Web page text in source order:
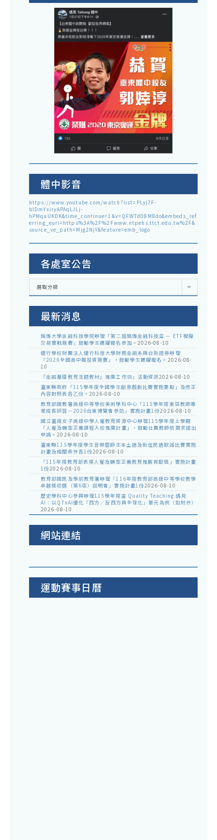
體中影音
https://www.youtube.com/watch?list=PLyj7F-
blDmYxiryAPAqLJLj-
hPMqaUKDK&time_continue=1&v=QFWTd08M8do&embeds_ref
erring_euri=https%3A%2F%2Fwww.ntpehs.ttct.edu.tw%2F&
source_ve_path=Mjg2NjY&feature=emb_logo
各處室公告
各
室
選取分類
最新消息
銘傳大學金融科技學院辦理「第二屆銘傳金融科技盃 － ETF模擬
交易實戰競賽」鼓勵學生踴躍報名參加。 2026-08-10
健行學校財團法人健行科技大學財務金融系與台新證券辦理
「2026全國高中職投資競賽」，鼓勵學生踴躍報名。 2026-08-
10
『金融基礎教育主題教材』推廣工作坊」活動資訊2026-08-10
臺東縣政府「115學年度全國學生創意戲劇比賽實施要點」及修正
內容對照表各乙份。 2026-08-10
教育部國教署高級中等學校美術學科中心「115學年度東區教師專
業成長研習－2026台東博覽會參訪」實施計畫1份2026-08-10
國立臺南女子高級中學人權教育資源中心辦理115學年度上學期
「人權及轉型正義課程入校推廣計畫」，鼓勵社團教師依需求提出
申請。2026-08-10
臺東縣115學年度學生音樂暨師生本土語及新住民語歌謠比賽實施
計畫及相關表件各1份2026-08-10
「115年度教育部表揚人權及轉型正義教育推展貢獻獎」實施計畫
1份2026-08-10
教育部國民及學前教育署辦理「116年度教育部高級中等學校教學
卓越獎初選（第6區）說明會」實施計畫1份2026-08-10
歷史學科中心參與辦理115學年度當 Quality Teaching 遇見
AI：以QTxAI優化「西方／反西方與全球化」單元為例（如附件）
2026-08-10
網站連結
運動賽事日曆